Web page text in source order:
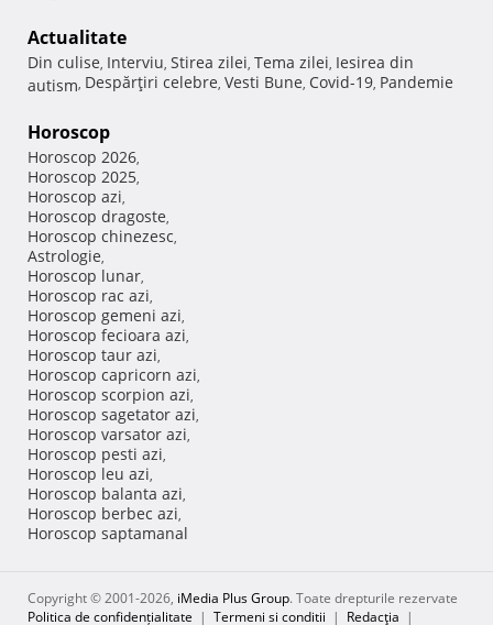
Actualitate
Din culise, Interviu, Stirea zilei, Tema zilei, Iesirea din
autism, Despărţiri celebre, Vesti Bune, Covid-19, Pandemie
Horoscop
Horoscop 2026,
Horoscop 2025,
Horoscop azi,
Horoscop dragoste,
Horoscop chinezesc,
Astrologie,
Horoscop lunar,
Horoscop rac azi,
Horoscop gemeni azi,
Horoscop fecioara azi,
Horoscop taur azi,
Horoscop capricorn azi,
Horoscop scorpion azi,
Horoscop sagetator azi,
Horoscop varsator azi,
Horoscop pesti azi,
Horoscop leu azi,
Horoscop balanta azi,
Horoscop berbec azi,
Horoscop saptamanal
Copyright © 2001-2026, iMedia Plus Group. Toate drepturile rezervate
Politica de confidențialitate | Termeni si conditii | Redacţia |